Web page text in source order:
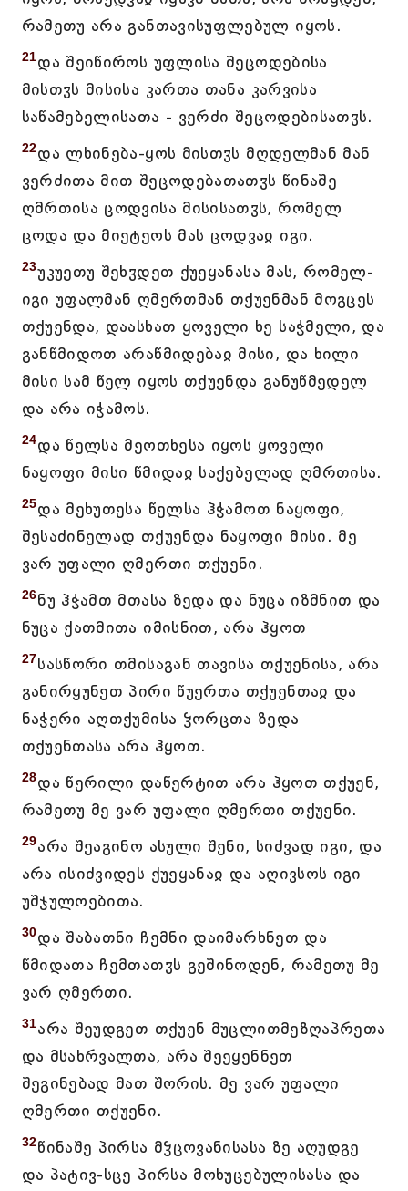
რამეთუ არა განთავისუფლებულ იყოს.
21და შეიწიროს უფლისა შეცოდებისა
მისთჳს მისისა კართა თანა კარვისა
საწამებელისათა - ვერძი შეცოდებისათჳს.
22და ლხინება-ყოს მისთჳს მღდელმან მან
ვერძითა მით შეცოდებათათჳს წინაშე
ღმრთისა ცოდვისა მისისათჳს, რომელ
ცოდა და მიეტეოს მას ცოდვაჲ იგი.
23უკუეთუ შეხჳდეთ ქუეყანასა მას, რომელ-
იგი უფალმან ღმერთმან თქუენმან მოგცეს
თქუენდა, დაასხათ ყოველი ხე საჭმელი, და
განწმიდოთ არაწმიდებაჲ მისი, და ხილი
მისი სამ წელ იყოს თქუენდა განუწმედელ
და არა იჭამოს.
24და წელსა მეოთხესა იყოს ყოველი
ნაყოფი მისი წმიდაჲ საქებელად ღმრთისა.
25და მეხუთესა წელსა ჰჭამოთ ნაყოფი,
შესაძინელად თქუენდა ნაყოფი მისი. მე
ვარ უფალი ღმერთი თქუენი.
26ნუ ჰჭამთ მთასა ზედა და ნუცა იზმნით და
ნუცა ქათმითა იმისნით, არა ჰყოთ
27სასწორი თმისაგან თავისა თქუენისა, არა
განირყუნეთ პირი წუერთა თქუენთაჲ და
ნაჭერი აღთქუმისა ჴორცთა ზედა
თქუენთასა არა ჰყოთ.
28და წერილი დაწერტით არა ჰყოთ თქუენ,
რამეთუ მე ვარ უფალი ღმერთი თქუენი.
29არა შეაგინო ასული შენი, სიძვად იგი, და
არა ისიძვიდეს ქუეყანაჲ და აღივსოს იგი
უშჯულოებითა.
30და შაბათნი ჩემნი დაიმარხნეთ და
წმიდათა ჩემთათჳს გეშინოდენ, რამეთუ მე
ვარ ღმერთი.
31არა შეუდგეთ თქუენ მუცლითმეზღაპრეთა
და მსახრვალთა, არა შეეყენნეთ
შეგინებად მათ შორის. მე ვარ უფალი
ღმერთი თქუენი.
32წინაშე პირსა მჴცოვანისასა ზე აღუდგე
და პატივ-სცე პირსა მოხუცებულისასა და